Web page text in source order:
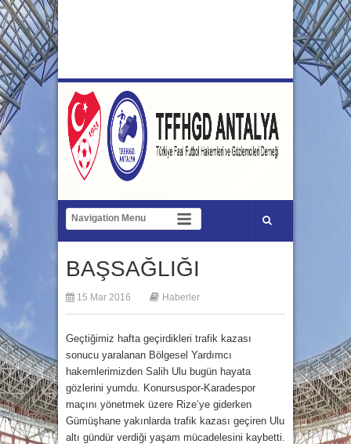
BAŞSAĞLIĞI
15 Mar 2016 Haberler
Geçtiğimiz hafta geçirdikleri trafik kazası
sonucu yaralanan Bölgesel Yardımcı
hakemlerimizden Salih Ulu bugün hayata
gözlerini yumdu. Konursuspor-Karadespor
maçını yönetmek üzere Rize’ye giderken
Gümüşhane yakınlarda trafik kazası geçiren Ulu
altı gündür verdiği yaşam mücadelesini kaybetti.